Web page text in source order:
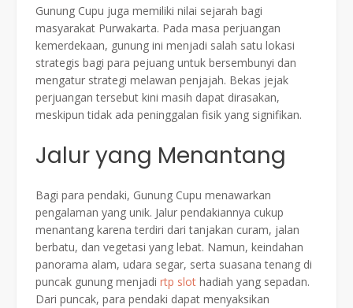
Gunung Cupu juga memiliki nilai sejarah bagi
masyarakat Purwakarta. Pada masa perjuangan
kemerdekaan, gunung ini menjadi salah satu lokasi
strategis bagi para pejuang untuk bersembunyi dan
mengatur strategi melawan penjajah. Bekas jejak
perjuangan tersebut kini masih dapat dirasakan,
meskipun tidak ada peninggalan fisik yang signifikan.
Jalur yang Menantang
Bagi para pendaki, Gunung Cupu menawarkan
pengalaman yang unik. Jalur pendakiannya cukup
menantang karena terdiri dari tanjakan curam, jalan
berbatu, dan vegetasi yang lebat. Namun, keindahan
panorama alam, udara segar, serta suasana tenang di
puncak gunung menjadi rtp slot hadiah yang sepadan.
Dari puncak, para pendaki dapat menyaksikan